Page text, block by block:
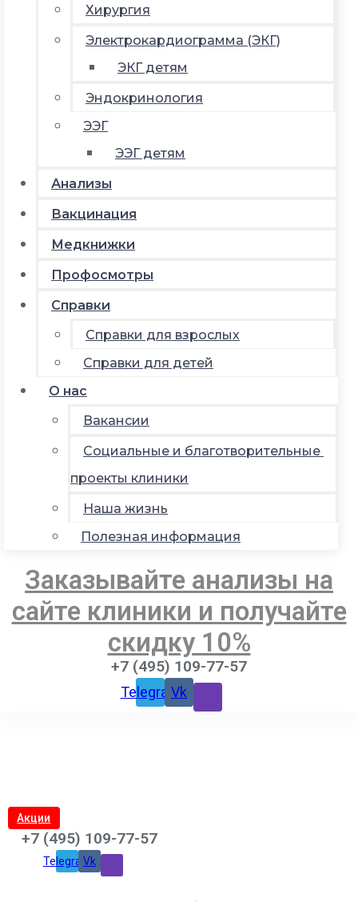
Хирургия
Электрокардиограмма (ЭКГ)
ЭКГ детям
Эндокринология
ЭЭГ
ЭЭГ детям
Анализы
Вакцинация
Медкнижки
Профосмотры
Справки
Справки для взрослых
Справки для детей
О нас
Вакансии
Социальные и благотворительные
проекты клиники
Наша жизнь
Полезная информация
Заказывайте анализы на
сайте клиники и получайте
скидку 10%
+7 (495) 109-77-57
TelegramVk
Акции
+7 (495) 109-77-57
TelegramVk